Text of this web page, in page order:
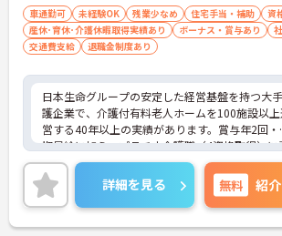
車通勤可 未経験OK 残業少なめ 住宅手当・補助
資
産休･育休･介護休暇取得実績あり
ボーナス・賞与あり
交通費支給
退職金制度あり
日本生命グループの安定した経営基盤を持つ大
護企業で、介護付有料老人ホームを100施設以
営する40年以上の実績があります。賞与年2回・
期昇給に加え、プラチナ介護職（4資格取得）に
定されると月38,000円の手当が加算され、スキ
収入に直結する仕組みが整っています。年間休日
1日以上・残業月平均4.3時間と働きやすく、育
得率100%・育児短時間勤務（小学4年生まで）
給取得実績14日と、家庭との両立を長期的にサ
詳細を見る 無料 紹